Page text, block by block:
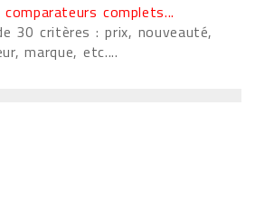
complets...
30 critères : prix, nouveauté,
marque, etc....